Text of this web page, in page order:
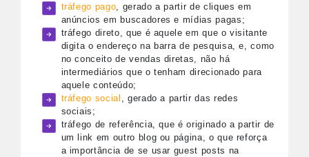
tráfego pago , gerado a partir de cliques em
anúncios em buscadores e mídias pagas;
tráfego direto, que é aquele em que o visitante
digita o endereço na barra de pesquisa, e, como
no conceito de vendas diretas, não há
intermediários que o tenham direcionado para
aquele conteúdo;
tráfego social
, gerado a partir das redes
sociais;
tráfego de referência, que é originado a partir de
um link em outro blog ou página, o que reforça
a importância de se usar guest posts na